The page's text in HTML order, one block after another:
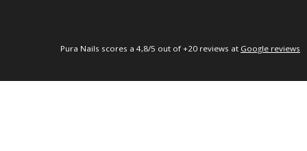
Pura Nails scores a 4,8/5 out of +20 reviews at Google reviews